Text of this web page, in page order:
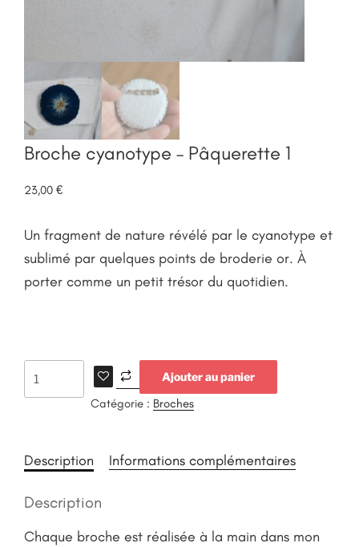
Broche cyanotype – Pâquerette 1
23,00 €
Un fragment de nature révélé par le cyanotype et
sublimé par quelques points de broderie or. À
porter comme un petit trésor du quotidien.
Ajouter au panier
Catégorie : Broches
Description Informations complémentaires
Description
Chaque broche est réalisée à la main dans mon